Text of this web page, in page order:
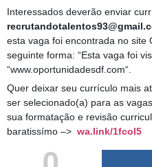
Interessados deverão enviar
esta vaga foi encontrada no site
seguinte forma: “Esta vaga foi
“www.oportunidadesdf.com“.
Quer deixar seu currículo mais
ser selecionado(a) para as
sua formatação e revisão
baratissímo –> wa.link/1fcol5